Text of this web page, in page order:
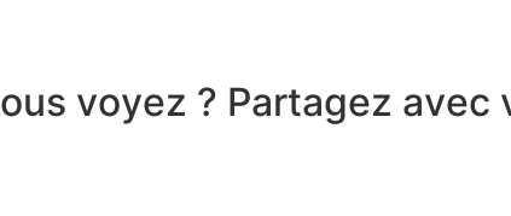
ous voyez ? Partagez avec